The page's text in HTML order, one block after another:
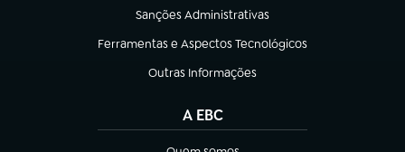
Sanções Administrativas
(abre em nova aba)
Ferramentas e Aspectos Tecnológicos
(abre em nova aba)
Outras Informações
(abre em nova aba)
A EBC